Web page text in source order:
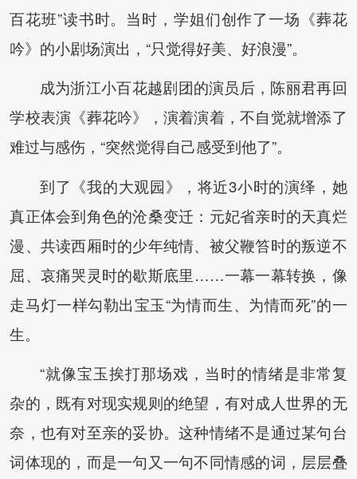
百花班”读书时。当时，学姐们创作了一场《葬花
吟》的小剧场演出，“只觉得好美、好浪漫”。
成为浙江小百花越剧团的演员后，陈丽君再回
学校表演《葬花吟》，演着演着，不自觉就增添了
难过与感伤，“突然觉得自己感受到他了”。
到了《我的大观园》，将近3小时的演绎，她
真正体会到角色的沧桑变迁：元妃省亲时的天真烂
漫、共读西厢时的少年纯情、被父鞭笞时的叛逆不
屈、哀痛哭灵时的歇斯底里……一幕一幕转换，像
走马灯一样勾勒出宝玉“为情而生、为情而死”的一
生。
“就像宝玉挨打那场戏，当时的情绪是非常复
杂的，既有对现实规则的绝望，有对成人世界的无
奈，也有对至亲的妥协。这种情绪不是通过某句台
词体现的，而是一句又一句不同情感的词，层层叠